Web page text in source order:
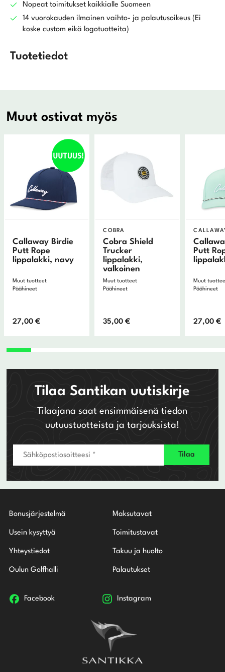
Nopeat toimitukset kaikkialle Suomeen
14 vuorokauden ilmainen vaihto- ja palautusoikeus (Ei
koske custom eikä logotuotteita)
Tuotetiedot
Muut ostivat myös
Callaway Birdie
Putt Rope
lippalakki, navy
Muut tuotteet
Päähineet
27,00€
COBRA
Cobra Shield
Trucker
lippalakki,
valkoinen
Muut tuotteet
Päähineet
35,00€
Putt
Muut
Päähineet
27,00€
Tilaa Santikan uutiskirje
Tilaajana saat ensimmäisenä tiedon
uutuustuotteista ja tarjouksista!
Bonusjärjestelmä
Usein kysyttyä
Yhteystiedot
Oulun Golfhalli
Maksutavat
Toimitustavat
Takuu ja huolto
Palautukset
Facebook Instagram